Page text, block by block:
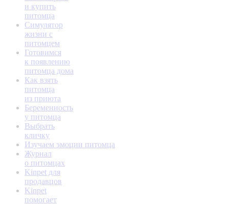
и купить
питомца
Симулятор
жизни с
питомцем
Готовимся
к появлению
питомца дома
Как взять
питомца
из приюта
Беременность
у питомца
Выбрать
кличку
Изучаем эмоции питомца
Журнал
о питомцах
Kinpet для
продавцов
Kinpet
помогает